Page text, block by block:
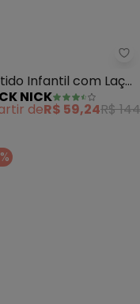
- Vestido Infantil
Infantil com Laço
NICK
deR$ 59,24R$